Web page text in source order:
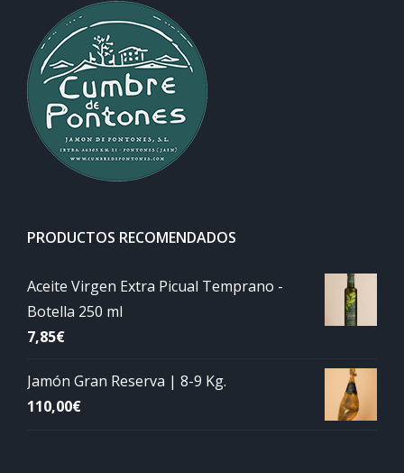
PRODUCTOS RECOMENDADOS
Aceite Virgen Extra Picual Temprano -
Botella 250 ml
7,85€
Jamón Gran Reserva | 8-9 Kg.
110,00€